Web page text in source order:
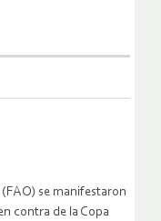
se manifestaron
contra de la Copa